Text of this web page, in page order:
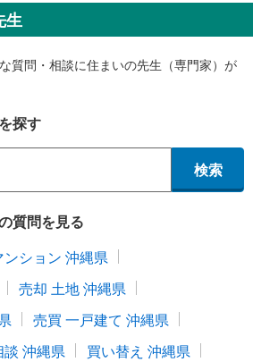
生
質問・相談に住まいの先生（専門家）が
探す
検索
質問を見る
ンション 沖縄県
売却 土地 沖縄県
売買 一戸建て 沖縄県
談 沖縄県
買い替え 沖縄県